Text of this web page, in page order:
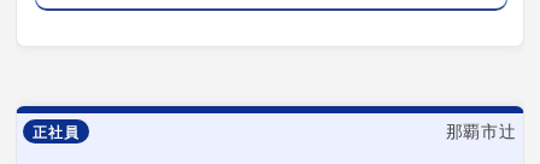
正社員 那覇市辻